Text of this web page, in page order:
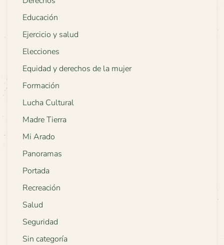
Educación
Ejercicio y salud
Elecciones
Equidad y derechos de la mujer
Formación
Lucha Cultural
Madre Tierra
Mi Arado
Panoramas
Portada
Recreación
Salud
Seguridad
Sin categoría